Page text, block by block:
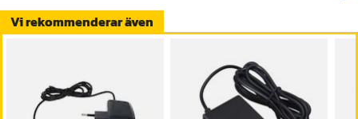
Vi rekommenderar även